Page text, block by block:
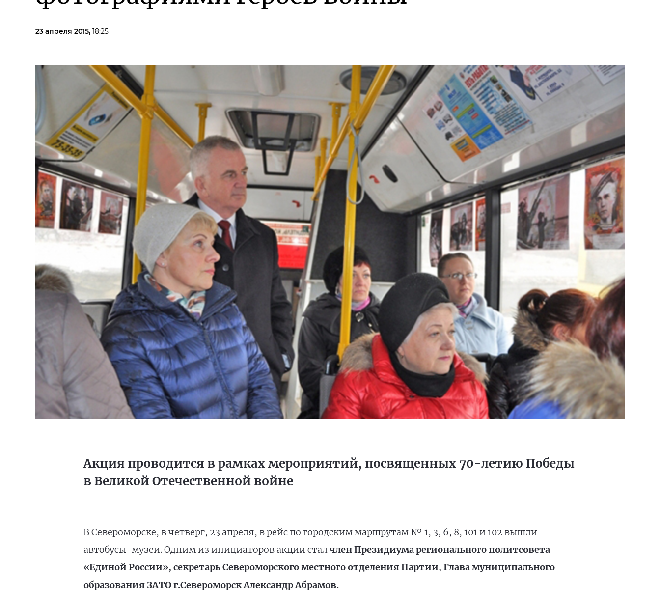
23 апреля 2015, 18:25
Акция проводится в рамках мероприятий, посвященных 70-летию Победы
в Великой Отечественной войне
В Североморске, в четверг, 23 апреля, в рейс по городским маршрутам № 1, 3, 6, 8, 101 и 102 вышли
автобусы-музеи. Одним из инициаторов акции сталчлен Президиума регионального политсовета
«Единой России», секретарь Североморского местного отделения Партии, Глава муниципального
образования ЗАТО г.Североморск Александр Абрамов.